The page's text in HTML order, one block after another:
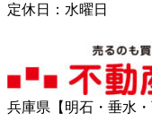
定休日：水曜日
兵庫県【明石・垂水